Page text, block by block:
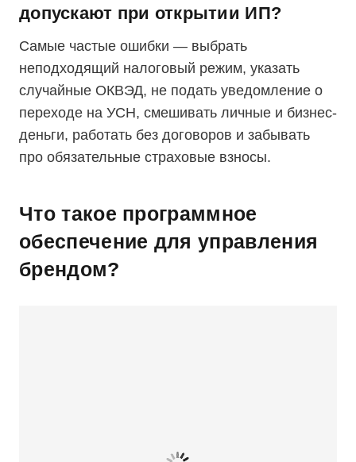
допускают при открытии ИП?
Самые частые ошибки — выбрать
неподходящий налоговый режим, указать
случайные ОКВЭД, не подать уведомление о
переходе на УСН, смешивать личные и бизнес-
деньги, работать без договоров и забывать
про обязательные страховые взносы.
Что такое программное
обеспечение для управления
брендом?